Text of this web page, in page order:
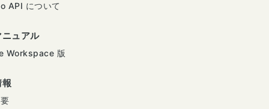
API について
ュアル
Workspace 版